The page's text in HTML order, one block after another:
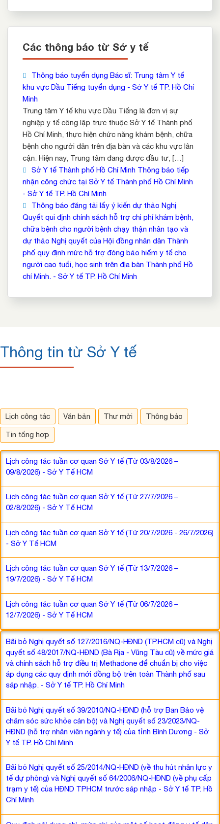
Các thông báo từ Sở y tế
Thông báo tuyển dụng Bác sĩ: Trung tâm Y tế
khu vực Dầu Tiếng tuyển dụng - Sở Y tế TP. Hồ Chí
Minh
Trung tâm Y tế khu vực Dầu Tiếng là đơn vị sự
nghiệp y tế công lập trực thuộc Sở Y tế Thành phố
Hồ Chí Minh, thực hiện chức năng khám bệnh, chữa
bệnh cho người dân trên địa bàn và các khu vực lân
cận. Hiện nay, Trung tâm đang được đầu tư, […]
Sở Y tế Thành phố Hồ Chí Minh Thông báo tiếp
nhận công chức tại Sở Y tế Thành phố Hồ Chí Minh
- Sở Y tế TP. Hồ Chí Minh
Thông báo đăng tải lấy ý kiến dự thảo Nghị
Quyết qui định chính sách hỗ trợ chi phí khám bệnh,
chữa bệnh cho người bệnh chạy thận nhân tạo và
dự thảo Nghị quyết của Hội đồng nhân dân Thành
phố quy định mức hỗ trợ đóng bảo hiểm y tế cho
người cao tuổi, học sinh trên địa bàn Thành phố Hồ
chí Minh. - Sở Y tế TP. Hồ Chí Minh
Thông tin từ Sở Y tế
Lịch công tác Văn bản Thư mời Thông báo
Tin tổng hợp
Lịch công tác tuần cơ quan Sở Y tế (Từ 03/8/2026 –
09/8/2026) - Sở Y Tế HCM
Lịch công tác tuần cơ quan Sở Y tế (Từ 27/7/2026 –
02/8/2026) - Sở Y Tế HCM
Lịch công tác tuần cơ quan Sở Y tế (Từ 20/7/2026 - 26/7/2026)
- Sở Y Tế HCM
Lịch công tác tuần cơ quan Sở Y tế (Từ 13/7/2026 –
19/7/2026) - Sở Y Tế HCM
Lịch công tác tuần cơ quan Sở Y tế (Từ 06/7/2026 –
12/7/2026) - Sở Y Tế HCM
Bãi bỏ Nghị quyết số 127/2016/NQ-HĐND (TP.HCM cũ) và Nghị
quyết số 48/2017/NQ-HĐND (Bà Rịa - Vũng Tàu cũ) về mức giá
và chính sách hỗ trợ điều trị Methadone để chuẩn bị cho việc
áp dụng các quy định mới đồng bộ trên toàn Thành phố sau
sáp nhập. - Sở Y tế TP. Hồ Chí Minh
Bãi bỏ Nghị quyết số 39/2010/NQ-HĐND (hỗ trợ Ban Bảo vệ
chăm sóc sức khỏe cán bộ) và Nghị quyết số 23/2023/NQ-
HĐND (hỗ trợ nhân viên ngành y tế) của tỉnh Bình Dương - Sở
Y tế TP. Hồ Chí Minh
Bãi bỏ Nghị quyết số 25/2014/NQ-HĐND (về thu hút nhân lực y
tế dự phòng) và Nghị quyết số 64/2006/NQ-HĐND (về phụ cấp
trạm y tế) của HĐND TPHCM trước sáp nhập - Sở Y tế TP. Hồ
Chí Minh